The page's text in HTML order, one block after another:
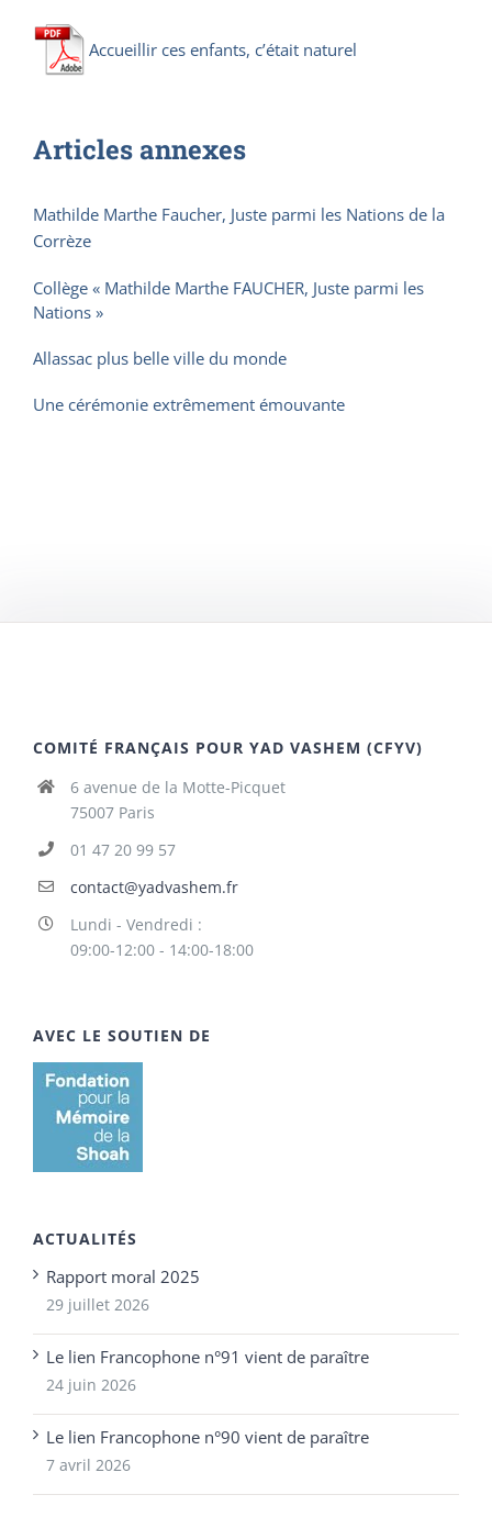
Accueillir ces enfants, c’était naturel
Articles annexes
Mathilde Marthe Faucher, Juste parmi les Nations de la
Corrèze
Collège « Mathilde Marthe FAUCHER, Juste parmi les
Nations »
Allassac plus belle ville du monde
Une cérémonie extrêmement émouvante
COMITÉ FRANÇAIS POUR YAD VASHEM (CFYV)
6 avenue de la Motte-Picquet
75007 Paris
01 47 20 99 57
contact@yadvashem.fr
Lundi - Vendredi :
09:00-12:00 - 14:00-18:00
AVEC LE SOUTIEN DE
ACTUALITÉS
Rapport moral 2025
29 juillet 2026
Le lien Francophone n°91 vient de paraître
24 juin 2026
Le lien Francophone n°90 vient de paraître
7 avril 2026